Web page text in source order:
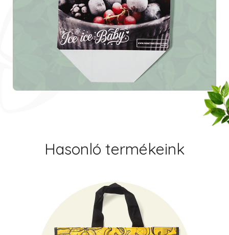
Hasonló termékeink